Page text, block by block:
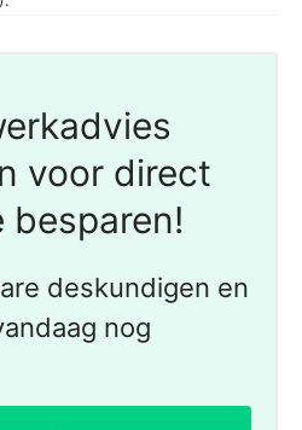
voor direct
besparen!
deskundigen en
nog